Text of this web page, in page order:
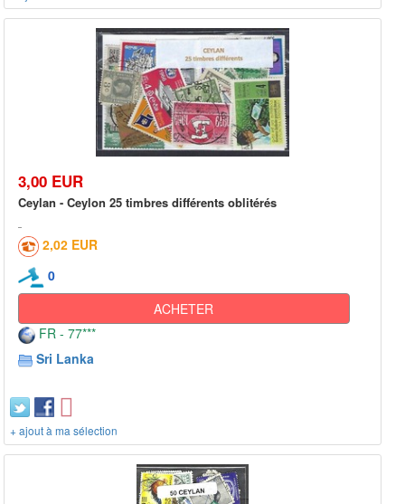
3,00 EUR
Ceylan - Ceylon 25 timbres différents oblitérés
2,02 EUR
0
ACHETER
FR - 77***
Sri Lanka
+ ajout à ma sélection